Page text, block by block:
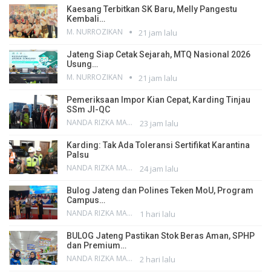
Kaesang Terbitkan SK Baru, Melly Pangestu
Kembali…
M. NURROZIKAN 21 jam lalu
Jateng Siap Cetak Sejarah, MTQ Nasional 2026
Usung…
M. NURROZIKAN 21 jam lalu
Pemeriksaan Impor Kian Cepat, Karding Tinjau
SSm JI-QC
NANDA RIZKA MAHENDRA 23 jam lalu
Karding: Tak Ada Toleransi Sertifikat Karantina
Palsu
NANDA RIZKA MAHENDRA 24 jam lalu
Bulog Jateng dan Polines Teken MoU, Program
Campus…
NANDA RIZKA MAHENDRA 1 hari lalu
BULOG Jateng Pastikan Stok Beras Aman, SPHP
dan Premium…
NANDA RIZKA MAHENDRA 2 hari lalu